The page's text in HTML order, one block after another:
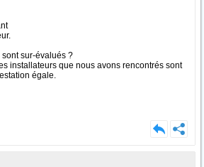
sur-évalués ?
installateurs que nous avons rencontrés sont
égale.